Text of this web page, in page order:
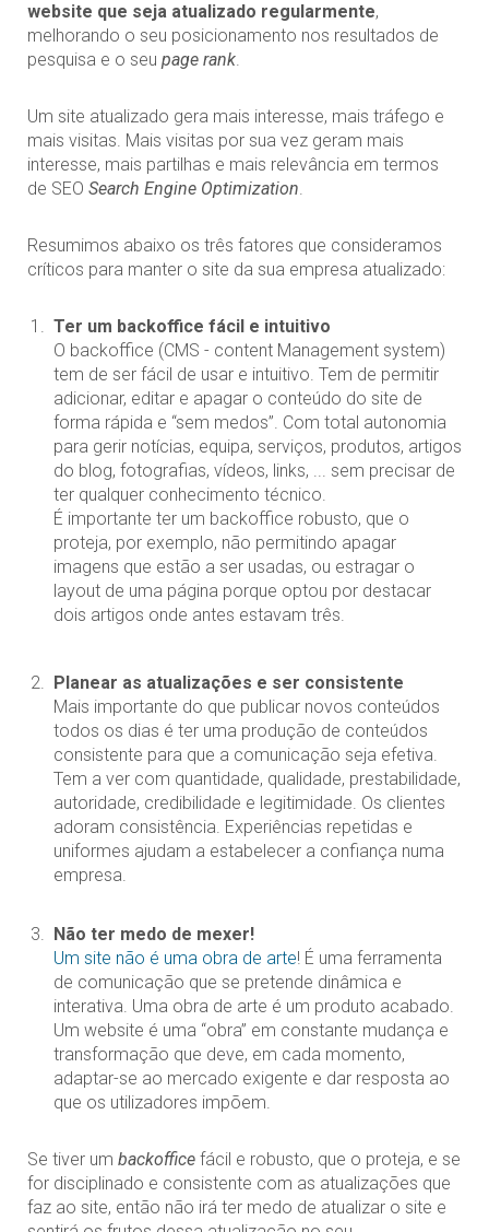
website que seja atualizado regularmente,
melhorando o seu posicionamento nos resultados de
pesquisa e o seu page rank.
Um site atualizado gera mais interesse, mais tráfego e
mais visitas. Mais visitas por sua vez geram mais
interesse, mais partilhas e mais relevância em termos
de SEO Search Engine Optimization.
Resumimos abaixo os três fatores que consideramos
críticos para manter o site da sua empresa atualizado:
Ter um backoffice fácil e intuitivo
O backoffice (CMS - content Management system)
tem de ser fácil de usar e intuitivo. Tem de permitir
adicionar, editar e apagar o conteúdo do site de
forma rápida e “sem medos”. Com total autonomia
para gerir notícias, equipa, serviços, produtos, artigos
do blog, fotografias, vídeos, links, ... sem precisar de
ter qualquer conhecimento técnico.
É importante ter um backoffice robusto, que o
proteja, por exemplo, não permitindo apagar
imagens que estão a ser usadas, ou estragar o
layout de uma página porque optou por destacar
dois artigos onde antes estavam três.
Planear as atualizações e ser consistente
Mais importante do que publicar novos conteúdos
todos os dias é ter uma produção de conteúdos
consistente para que a comunicação seja efetiva.
Tem a ver com quantidade, qualidade, prestabilidade,
autoridade, credibilidade e legitimidade. Os clientes
adoram consistência. Experiências repetidas e
uniformes ajudam a estabelecer a confiança numa
empresa.
Não ter medo de mexer!
Um site não é uma obra de arte! É uma ferramenta
de comunicação que se pretende dinâmica e
interativa. Uma obra de arte é um produto acabado.
Um website é uma “obra” em constante mudança e
transformação que deve, em cada momento,
adaptar-se ao mercado exigente e dar resposta ao
que os utilizadores impõem.
Se tiver um backoffice fácil e robusto, que o proteja, e se
for disciplinado e consistente com as atualizações que
faz ao site, então não irá ter medo de atualizar o site e